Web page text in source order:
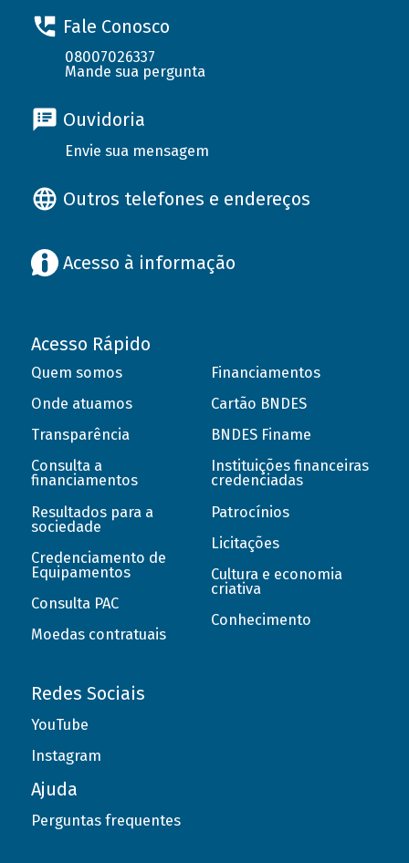
Fale Conosco
08007026337
Mande sua pergunta
Ouvidoria
Envie sua mensagem
Outros telefones e endereços
Acesso à informação
Acesso Rápido
Quem somos
Onde atuamos
Transparência
Consulta a
financiamentos
Resultados para a
sociedade
Credenciamento de
Equipamentos
Consulta PAC
Moedas contratuais
Financiamentos
Cartão BNDES
BNDES Finame
Instituições financeiras
credenciadas
Patrocínios
Licitações
Cultura e economia
criativa
Conhecimento
Redes Sociais
YouTube
Instagram
Ajuda
Perguntas frequentes